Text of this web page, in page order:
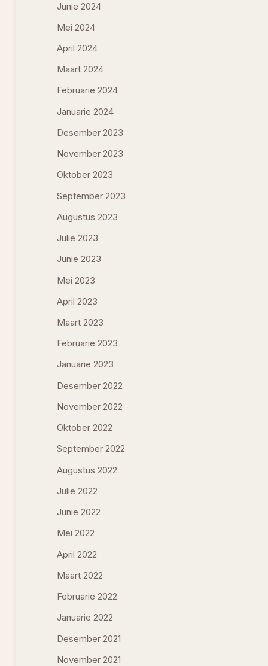
Junie 2024
Mei 2024
April 2024
Maart 2024
Februarie 2024
Januarie 2024
Desember 2023
November 2023
Oktober 2023
September 2023
Augustus 2023
Julie 2023
Junie 2023
Mei 2023
April 2023
Maart 2023
Februarie 2023
Januarie 2023
Desember 2022
November 2022
Oktober 2022
September 2022
Augustus 2022
Julie 2022
Junie 2022
Mei 2022
April 2022
Maart 2022
Februarie 2022
Januarie 2022
Desember 2021
November 2021